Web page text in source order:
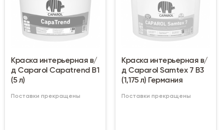
Краска интерьерная в/
д Caparol Capatrend B1
(5 л)
Поставки прекращены
Краска интерьерная в/
д Caparol Samtex 7 B3
(1,175 л) Германия
Поставки прекращены